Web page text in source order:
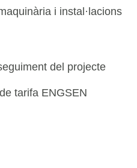
i instal·lacions
del projecte
tarifa ENGSEN